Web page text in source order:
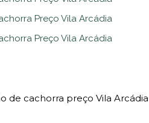
de cachorra preço Vila